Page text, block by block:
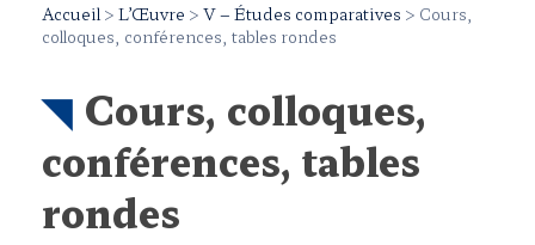
Accueil> L’Œuvre > V – Études comparatives > Cours,
colloques, conférences, tables rondes
Cours, colloques,
conférences, tables
rondes